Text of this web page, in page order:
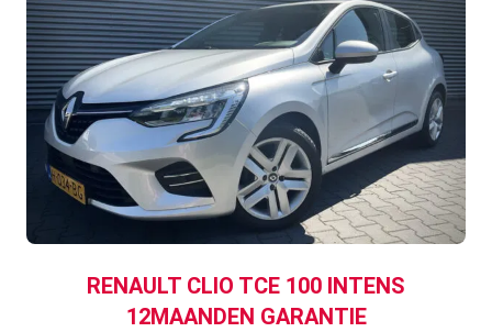
RENAULT CLIO TCE 100 INTENS
12MAANDEN GARANTIE